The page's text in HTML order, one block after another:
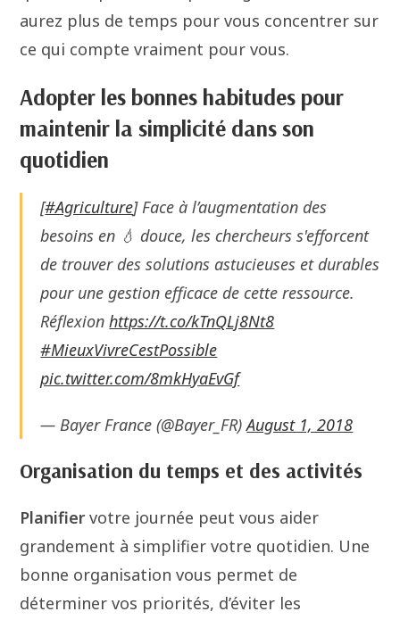
aurez plus de temps pour vous concentrer sur
ce qui compte vraiment pour vous.
Adopter les bonnes habitudes pour
maintenir la simplicité dans son
quotidien
[#Agriculture] Face à l’augmentation des
besoins en 💧 douce, les chercheurs s'efforcent
de trouver des solutions astucieuses et durables
pour une gestion efficace de cette ressource.
Réflexionhttps://t.co/kTnQLj8Nt8
#MieuxVivreCestPossible
pic.twitter.com/8mkHyaEvGf
— Bayer France (@Bayer_FR)August 1, 2018
Organisation du temps et des activités
Planifiervotre journée peut vous aider
grandement à simplifier votre quotidien. Une
bonne organisation vous permet de
déterminer vos priorités, d’éviter les